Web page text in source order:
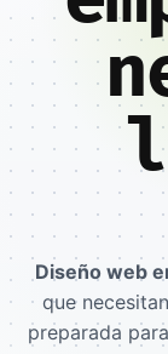
Diseño web
que
preparada